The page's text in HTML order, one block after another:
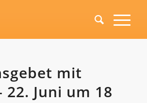
mit
22. Juni um 18